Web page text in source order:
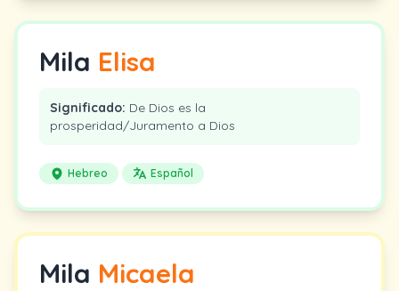
Mila Elisa
Significado: De Dios es la
prosperidad/Juramento a Dios
Hebreo Español
Mila Micaela